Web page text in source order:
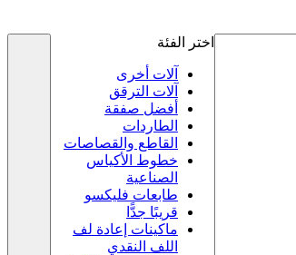
اختر الفئة
آلات أخرى
آلات الترقق
أفضل صفقة
الطاردات
القاطع والقصاصات
خطوط الأكياس
الصناعية
طابعات فليكسو
قريبًا جدًّا
ماكينات إعادة لف
اللف النقدي